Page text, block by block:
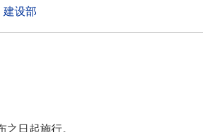
建设部
日起施行。